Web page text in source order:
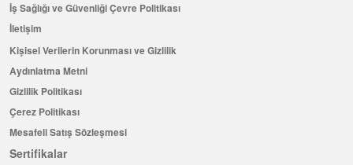
İş Sağlığı ve Güvenliği Çevre Politikası
İletişim
Kişisel Verilerin Korunması ve Gizlilik
Aydınlatma Metni
Gizlilik Politikası
Çerez Politikası
Mesafeli Satış Sözleşmesi
Sertifikalar